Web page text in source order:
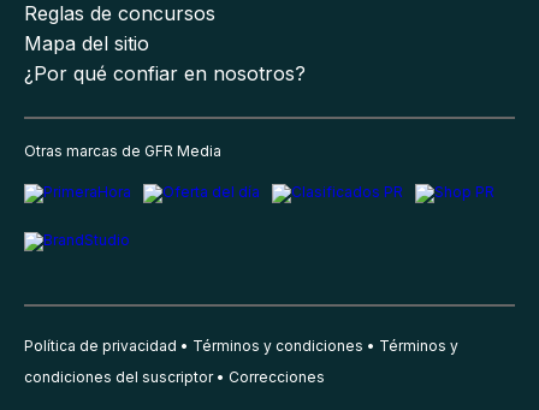
Reglas de concursos
Mapa del sitio
¿Por qué confiar en nosotros?
Otras marcas de GFR Media
Política de privacidad Términos y condiciones
Términos y
condiciones del suscriptor
Correcciones